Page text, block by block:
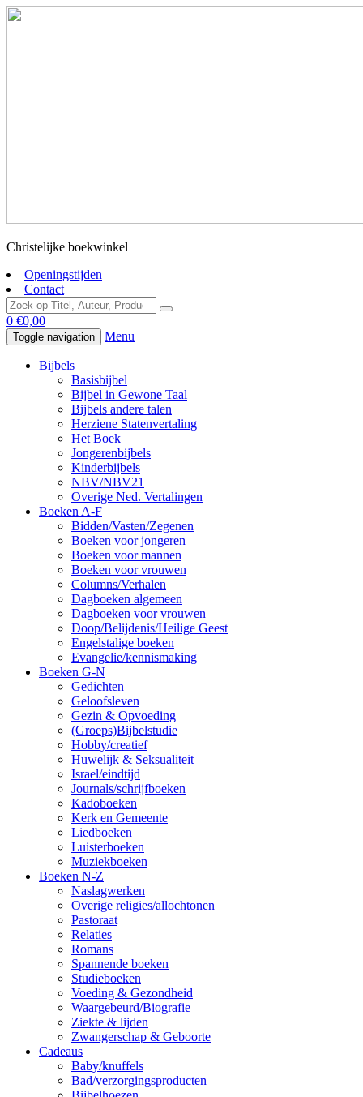
Christelijke boekwinkel
Openingstijden
Contact
0 €0,00
Toggle navigation Menu
Bijbels
Basisbijbel
Bijbel in Gewone Taal
Bijbels andere talen
Herziene Statenvertaling
Het Boek
Jongerenbijbels
Kinderbijbels
NBV/NBV21
Overige Ned. Vertalingen
Boeken A-F
Bidden/Vasten/Zegenen
Boeken voor jongeren
Boeken voor mannen
Boeken voor vrouwen
Columns/Verhalen
Dagboeken algemeen
Dagboeken voor vrouwen
Doop/Belijdenis/Heilige Geest
Engelstalige boeken
Evangelie/kennismaking
Boeken G-N
Gedichten
Geloofsleven
Gezin & Opvoeding
(Groeps)Bijbelstudie
Hobby/creatief
Huwelijk & Seksualiteit
Israel/eindtijd
Journals/schrijfboeken
Kadoboeken
Kerk en Gemeente
Liedboeken
Luisterboeken
Muziekboeken
Boeken N-Z
Naslagwerken
Overige religies/allochtonen
Pastoraat
Relaties
Romans
Spannende boeken
Studieboeken
Voeding & Gezondheid
Waargebeurd/Biografie
Ziekte & lijden
Zwangerschap & Geboorte
Cadeaus
Baby/knuffels
Bad/verzorgingsproducten